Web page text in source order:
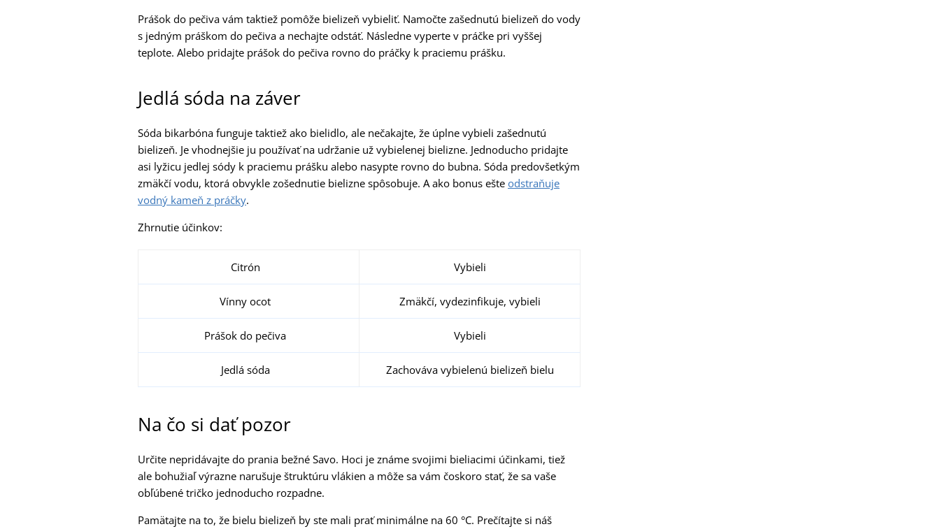
Prášok do pečiva vám taktiež pomôže bielizeň vybieliť. Namočte zašednutú bielizeň do vody
s jedným práškom do pečiva a nechajte odstáť. Následne vyperte v práčke pri vyššej
teplote. Alebo pridajte prášok do pečiva rovno do práčky k praciemu prášku.
Jedlá sóda na záver
Sóda bikarbóna funguje taktiež ako bielidlo, ale nečakajte, že úplne vybieli zašednutú
bielizeň. Je vhodnejšie ju používať na udržanie už vybielenej bielizne. Jednoducho pridajte
asi lyžicu jedlej sódy k praciemu prášku alebo nasypte rovno do bubna. Sóda predovšetkým
zmäkčí vodu, ktorá obvykle zošednutie bielizne spôsobuje. A ako bonus ešte odstraňuje
vodný kameň z práčky.
Zhrnutie účinkov:
Citrón Vybieli
Vínny ocot Zmäkčí, vydezinfikuje, vybieli
Prášok do pečiva Vybieli
Jedlá sóda Zachováva vybielenú bielizeň bielu
Na čo si dať pozor
Určite nepridávajte do prania bežné Savo. Hoci je známe svojimi bieliacimi účinkami, tiež
ale bohužiaľ výrazne narušuje štruktúru vlákien a môže sa vám čoskoro stať, že sa vaše
obľúbené tričko jednoducho rozpadne.
Pamätajte na to, že bielu bielizeň by ste mali prať minimálne na 60 °C. Prečítajte si náš